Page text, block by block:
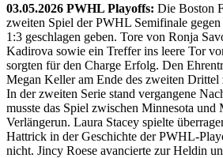
03.05.2026 PWHL Playoffs: Die Boston
zweiten Spiel der PWHL Semifinale
1:3 geschlagen geben. Tore von Ronja
Kadirova sowie ein Treffer ins leere Tor
sorgten für den Charge Erfolg. Den
Megan Keller am Ende des zweiten Drittel
In der zweiten Serie stand vergangene
musste das Spiel zwischen Minnesota und
Verlängerun. Laura Stacey spielte
Hattrick in der Geschichte der PWHL-
nicht. Jincy Roese avancierte zur Heldin